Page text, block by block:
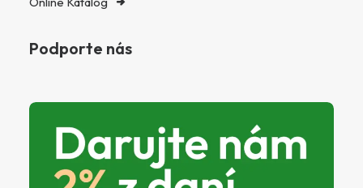
Podporte nás